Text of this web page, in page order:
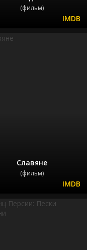
(фильм)
Славяне
(фильм)